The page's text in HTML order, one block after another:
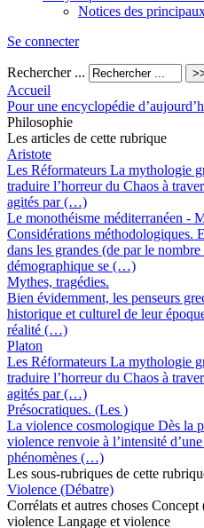
Notices des
Se connecter
Rechercher ...
Accueil
Pour une encyclopédie
Philosophie
Les articles de cette rubrique
Aristote
Les Réformateurs La mythologie
traduire l’horreur du Chaos à
agités par (…)
Le monothéisme méditerranéen -
Considérations méthodologiques.
dans les grandes (de par le
démographique se (…)
Mythes, tragédies.
Bien évidemment, les penseurs
historique et culturel de leur
réalité (…)
Platon
Les Réformateurs La mythologie
traduire l’horreur du Chaos à
agités par (…)
Présocratiques. (Les )
La violence cosmologique Dès la
violence renvoie à l’intensité
phénomènes (…)
Les sous-rubriques de cette
Violence (Débatre)
Corrélats et autres choses
violence Langage et violence